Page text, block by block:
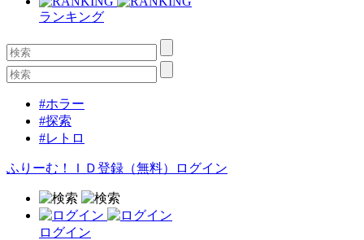
ランキング
#ホラー
#探索
#レトロ
ふりーむ！ＩＤ登録（無料） ログイン
ログイン